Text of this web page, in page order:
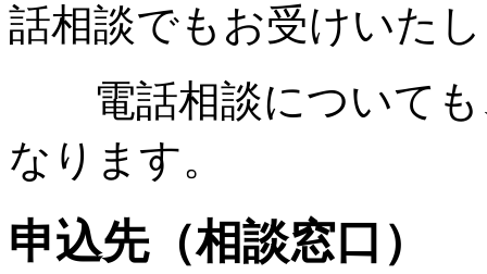
話相談でもお受けいた
電話相談についても
なります。
申込先（相談窓口）